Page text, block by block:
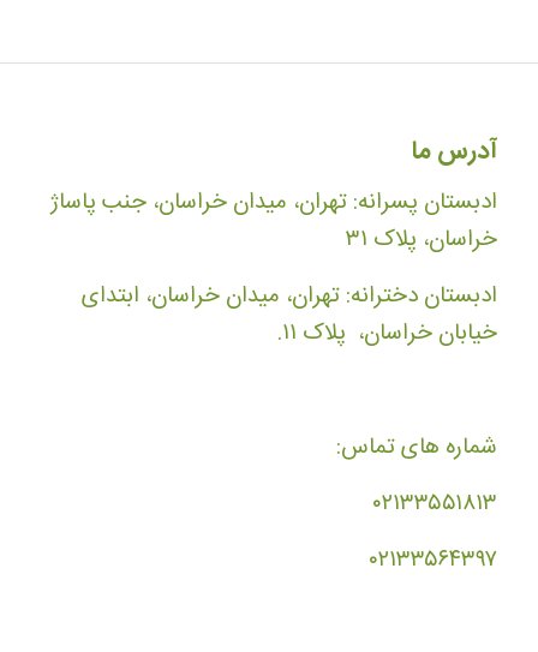
آدرس ما
ادبستان پسرانه: تهران، میدان خراسان، جنب پاساژ
خراسان، پلاک ۳۱
ادبستان دخترانه: تهران، میدان خراسان، ابتدای
خیابان خراسان، پلاک ۱۱.
شماره های تماس:
۰۲۱۳۳۵۵۱۸۱۳
۰۲۱۳۳۵۶۴۳۹۷